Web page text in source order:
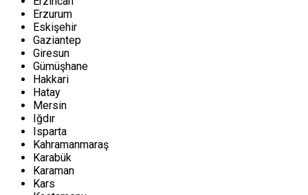
Erzurum
Eskişehir
Gaziantep
Giresun
Gümüşhane
Hakkari
Hatay
Mersin
Iğdır
Isparta
Kahramanmaraş
Karabük
Karaman
Kars